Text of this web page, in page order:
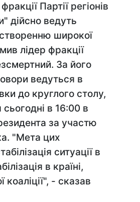
Партії регіонів
дійсно ведуть
широкої
лідер фракції
За його
ведуться в
до круглого столу,
в 16:00 в
за участю
"Мета цих
ситуації в
в країні,
коаліції", - сказав